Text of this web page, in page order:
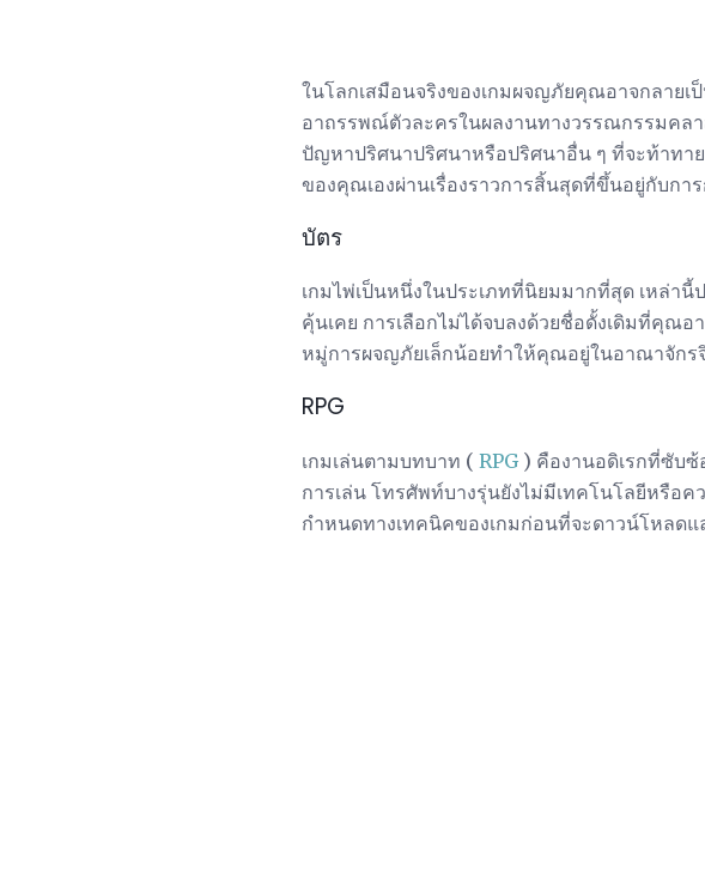
ในโลกเสมือนจริงของเกมผจญภัยคุณอาจกลาย
อาถรรพณ์ตัวละครในผลงานทางวรรณกรรมคล
ปัญหาปริศนาปริศนาหรือปริศนาอื่น ๆ ที่จะท้าทา
ของคุณเองผ่านเรื่องราวการสิ้นสุดที่ขึ้นอยู่กับกา
บัตร
เกมไพ่เป็นหนึ่งในประเภทที่นิยมมากที่สุด เหล่านี้
คุ้นเคย การเลือกไม่ได้จบลงด้วยชื่อดั้งเดิมที่คุณอ
หมู่การผจญภัยเล็กน้อยทำให้คุณอยู่ในอาณาจัก
RPG
เกมเล่นตามบทบาท ( RPG ) คืองานอดิเรกที่ซับ
การเล่น โทรศัพท์บางรุ่นยังไม่มีเทคโนโลยีหรือ
กำหนดทางเทคนิคของเกมก่อนที่จะดาวน์โหลดแ